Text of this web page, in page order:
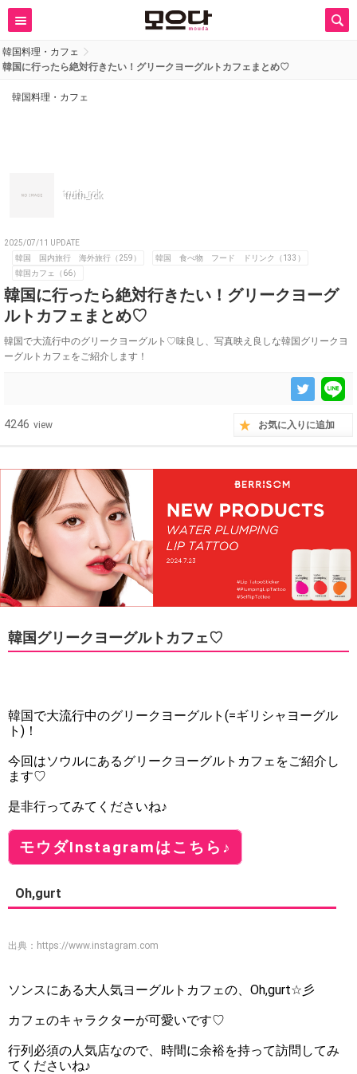
韓国料理・カフェ
韓国に行ったら絶対行きたい！グリークヨーグルトカフェまとめ♡
韓国料理・カフェ
truth_rok
2025/07/11 UPDATE
韓国 国内旅行 海外旅行（259）
韓国 食べ物 フード ドリンク（133）
韓国カフェ（66）
韓国に行ったら絶対行きたい！グリークヨーグ
ルトカフェまとめ♡
韓国で大流行中のグリークヨーグルト♡味良し、写真映え良しな韓国グリークヨ
ーグルトカフェをご紹介します！
4246 view お気に入りに追加
韓国グリークヨーグルトカフェ♡
韓国で大流行中のグリークヨーグルト(=ギリシャヨーグル
ト)！
今回はソウルにあるグリークヨーグルトカフェをご紹介し
ます♡
是非行ってみてくださいね♪
モウダInstagramはこちら♪
Oh,gurt
出典： https://www.instagram.com
ソンスにある大人気ヨーグルトカフェの、Oh,gurt☆彡
カフェのキャラクターが可愛いです♡
行列必須の人気店なので、時間に余裕を持って訪問してみ
てくださいね♪